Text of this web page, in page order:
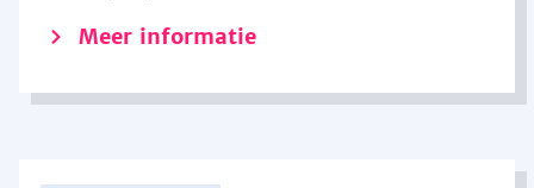
Meer informatie